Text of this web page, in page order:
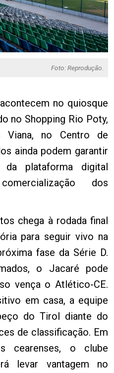
Foto: Reprodução.
no quiosque
no Shopping Rio Poty,
Viana, no Centro de
ainda podem garantir
plataforma digital
dos
chega à rodada final
para seguir vivo na
fase da Série D.
o Jacaré pode
vença o Atlético-CE.
em casa, a equipe
do Tirol diante do
de classificação. Em
cearenses, o clube
levar vantagem no